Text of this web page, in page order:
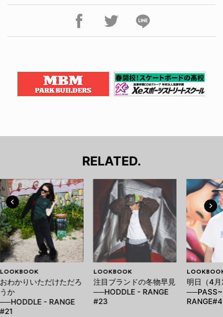
RELATED.
LOOKBOOK
おわかりいただけただろ
うか
──HODDLE - RANGE
#21
LOOKBOOK
注目ブランドの冬物早見
──HODDLE - RANGE
#23
明日（4